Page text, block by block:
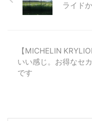
ライド
【MICHELIN
いい感じ。お得なセ
です